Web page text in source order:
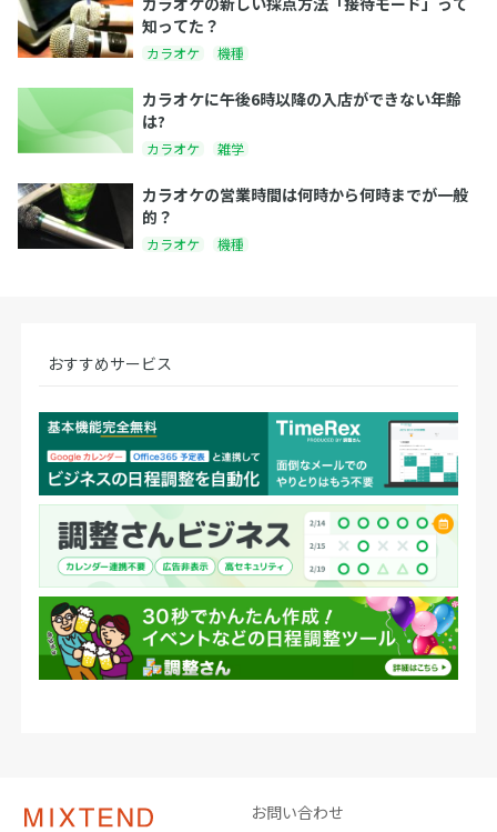
知ってた？
カラオケ 機種
カラオケに午後6時以降の入店ができない年齢
は?
カラオケ 雑学
カラオケの営業時間は何時から何時までが一般
的？
カラオケ 機種
おすすめサービス
お問い合わせ